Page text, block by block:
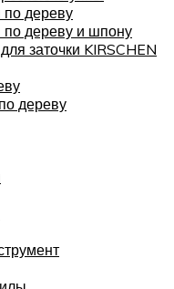
дереву
дереву и шпону
заточки KIRSCHEN
дереву